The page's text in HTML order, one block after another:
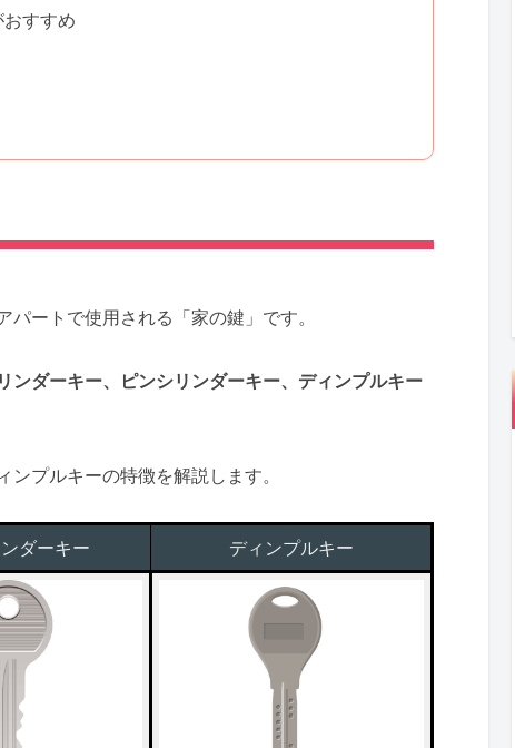
すすめ
ートで使用される「家の鍵」です。
ンダーキー、ピンシリンダーキー、ディンプルキー
プルキーの特徴を解説します。
ダーキー ディンプルキー